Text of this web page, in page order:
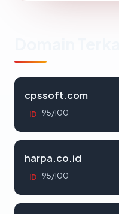
cpssoft.com
ID 95/100
harpa.co.id
ID 95/100